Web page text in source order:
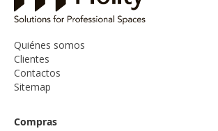
Quiénes somos
Clientes
Contactos
Sitemap
Compras